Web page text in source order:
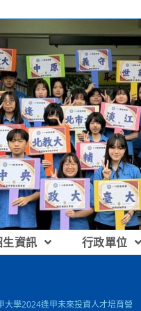
生資訊 行政單位
大學2024逢甲未來投資人才培育營